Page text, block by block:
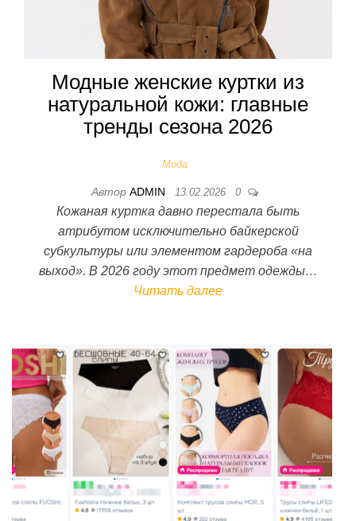
Модные женские куртки из
натуральной кожи: главные
тренды сезона 2026
Мода
Автор ADMIN 13.02.2026 0
Кожаная куртка давно перестала быть
атрибутом исключительно байкерской
субкультуры или элементом гардероба «на
выход». В 2026 году этот предмет одежды…
Читать далее